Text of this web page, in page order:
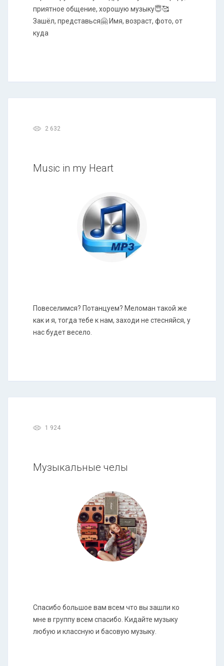
приятное общение, хорошую музыку😇🥰
Зашёл, представься🤗 Имя, возраст, фото, от
куда
2 632
Music in my Heart
Повеселимся? Потанцуем? Меломан такой же
как и я, тогда тебе к нам, заходи не стесняйся, у
нас будет весело.
1 924
Музыкальные челы
Спасибо большое вам всем что вы зашли ко
мне в группу всем спасибо. Кидайте музыку
любую и классную и басовую музыку.